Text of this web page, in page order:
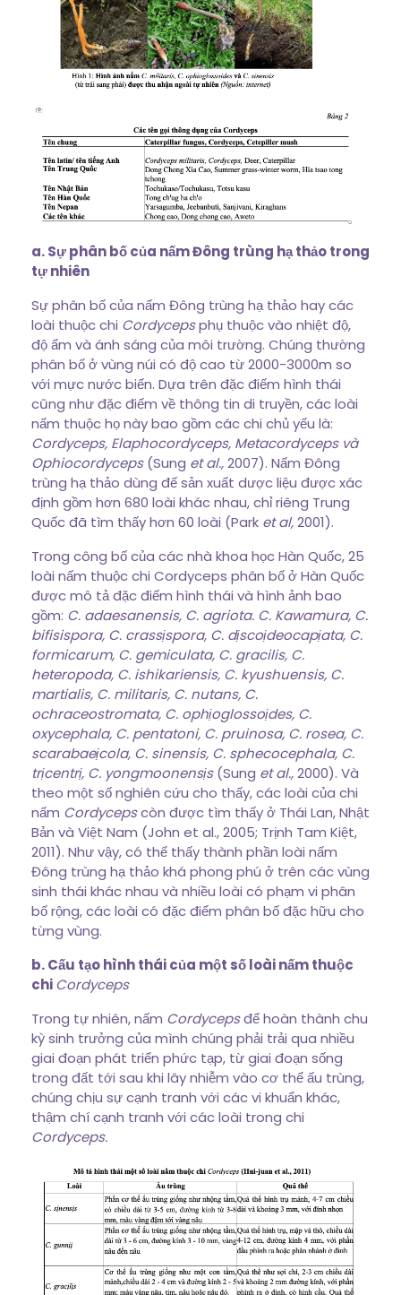
a. Sự phân bố của nấm Đông trùng hạ thảo trong
tự nhiên
Sự phân bố của nấm Đông trùng hạ thảo hay các
loài thuộc chi Cordycepsphụ thuộc vào nhiệt độ,
độ ẩm và ánh sáng của môi trường. Chúng thường
phân bố ở vùng núi có độ cao từ 2000-3000m so
với mực nước biến. Dựa trên đặc điếm hình thái
cũng như đặc điếm về thông tin di truyền, các loài
nấm thuộc họ này bao gồm các chi chủ yếu là:
Cordyceps, Elaphocordyceps, Metacordyceps và
Ophiocordyceps(Sung et al.,2007). Nấm Đông
trùng hạ thảo dùng đế sản xuất dược liệu được xác
định gồm hơn 680 loài khác nhau, chỉ riêng Trung
Quốc đã tìm thấy hơn 60 loài (Park et al,2001).
Trong công bố của các nhà khoa học Hàn Quốc, 25
loài nấm thuộc chi Cordyceps phân bố ở Hàn Quốc
được mô tả đặc điếm hình thái và hình ảnh bao
gồm: C. adaesanensis, C. agriota. C. Kawamura, C.
bifisispora, C. crassịspora, C. dịscoịdeocapịata, C.
formicarum, C. gemiculata, C. gracilis, C.
heteropoda, C. ishikariensis, C. kyushuensis, C.
martialis, C. militaris, C. nutans, C.
ochraceostromata, C. ophịoglossoịdes, C.
oxycephala, C. pentatoni, C. pruinosa, C. rosea, C.
scarabaeịcola, C. sinensis, C. sphecocephala, C.
trịcentrị, C. yongmoonensịs(Sung et al.,2000). Và
theo một số nghiên cứu cho thấy, các loài của chi
nấm Cordycepscòn được tìm thấy ở Thái Lan, Nhật
Bản và Việt Nam (John et al., 2005; Trịnh Tam Kiệt,
2011). Như vậy, có thể thấy thành phần loài nấm
Đông trùng hạ thảo khá phong phú ở trên các vùng
sinh thái khác nhau và nhiều loài có phạm vi phân
bố rộng, các loài có đặc điểm phân bố đặc hữu cho
từng vùng.
b. Cấu tạo hình thái của một số loài nấm thuộc
chiCordyceps
Trong tự nhiên, nấm Cordycepsđể hoàn thành chu
kỳ sinh trưởng của mình chúng phải trải qua nhiều
giai đoạn phát triển phức tạp, từ giai đoạn sống
trong đất tới sau khi lây nhiễm vào cơ thể ấu trùng,
chúng chịu sự cạnh tranh với các vi khuẩn khác,
thậm chí cạnh tranh với các loài trong chi
Cordyceps.